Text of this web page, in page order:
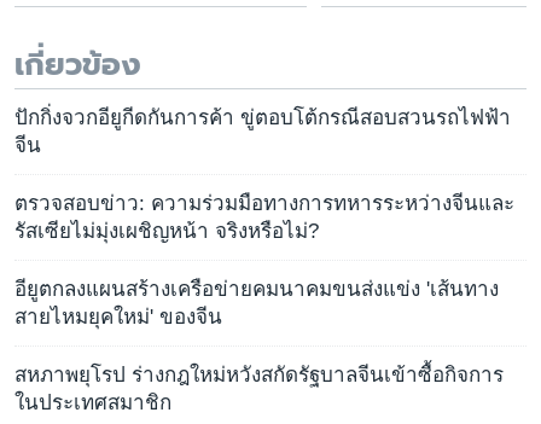
เกี่ยวข้อง
ปักกิ่งจวกอียูกีดกันการค้า ขู่ตอบโต้กรณีสอบสวนรถไฟฟ้า
จีน
ตรวจสอบข่าว: ความร่วมมือทางการทหารระหว่างจีนและ
รัสเซียไม่มุ่งเผชิญหน้า จริงหรือไม่?
อียูตกลงแผนสร้างเครือข่ายคมนาคมขนส่งแข่ง 'เส้นทาง
สายไหมยุคใหม่' ของจีน
สหภาพยุโรป ร่างกฎใหม่หวังสกัดรัฐบาลจีนเข้าซื้อกิจการ
ในประเทศสมาชิก